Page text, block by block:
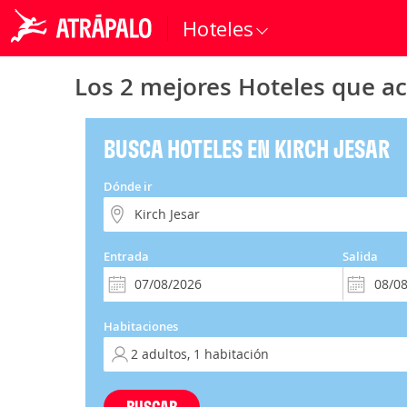
Hoteles
Los 2 mejores Hoteles que
BUSCA HOTELES EN KIRCH JESAR
Dónde ir
Entrada Salida
Habitaciones